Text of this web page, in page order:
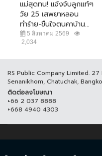
แม่สุดทน! แจ้งจับลูกแท้ๆ
วัย 25 เสพยาหลอน
ทำร้าย-ขืนใจตนคาบ้าน...
5 สิงหาคม 2569
2,034
RS Public Company Limited.
Senanikhom, Chatuchak,
ติดต่อลงโฆษณา
+66 2 037 8888
+668 4940 4303
© COPYRIGHT 2017